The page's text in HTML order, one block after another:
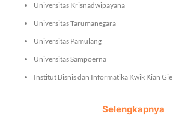
Universitas Krisnadwipayana
Universitas Tarumanegara
Universitas Pamulang
Universitas Sampoerna
Institut Bisnis dan Informatika Kwik Kian Gie
Selengkapnya